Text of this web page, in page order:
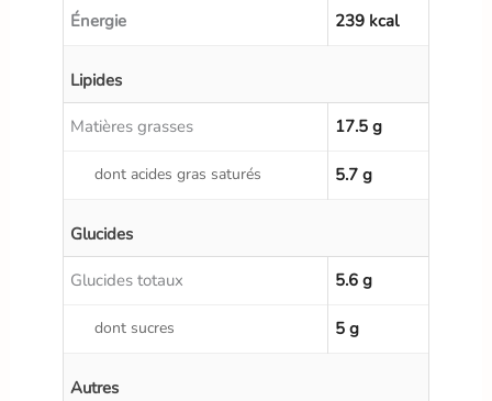
Énergie 239 kcal
Lipides
Matières grasses 17.5 g
dont acides gras saturés 5.7 g
Glucides
Glucides totaux 5.6 g
dont sucres 5 g
Autres